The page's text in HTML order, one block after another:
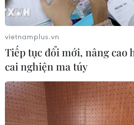
vietnamplus.vn
Tiếp tục đổi mới, nâng cao
cai nghiện ma túy